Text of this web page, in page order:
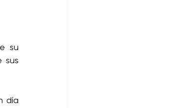
su
sus
día